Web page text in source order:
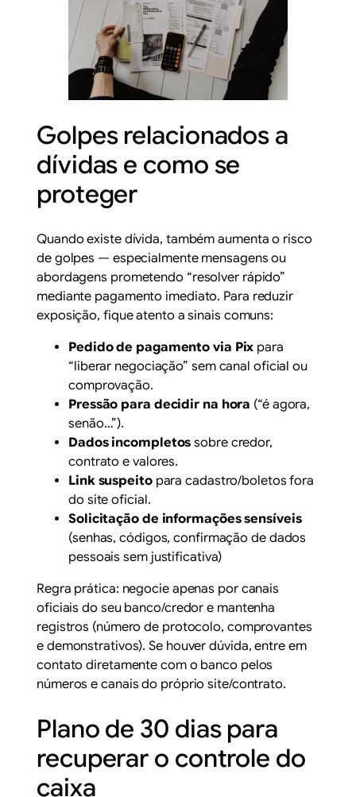
Golpes relacionados a
dívidas e como se
proteger
Quando existe dívida, também aumenta o risco
de golpes — especialmente mensagens ou
abordagens prometendo “resolver rápido”
mediante pagamento imediato. Para reduzir
exposição, fique atento a sinais comuns:
Pedido de pagamento via Pix para
“liberar negociação” sem canal oficial ou
comprovação.
Pressão para decidir na hora (“é agora,
senão…”).
Dados incompletos sobre credor,
contrato e valores.
Link suspeitopara cadastro/boletos fora
do site oficial.
Solicitação de informações sensíveis
(senhas, códigos, confirmação de dados
pessoais sem justificativa)
Regra prática: negocie apenas por canais
oficiais do seu banco/credor e mantenha
registros (número de protocolo, comprovantes
e demonstrativos). Se houver dúvida, entre em
contato diretamente com o banco pelos
números e canais do próprio site/contrato.
Plano de 30 dias para
recuperar o controle do
caixa